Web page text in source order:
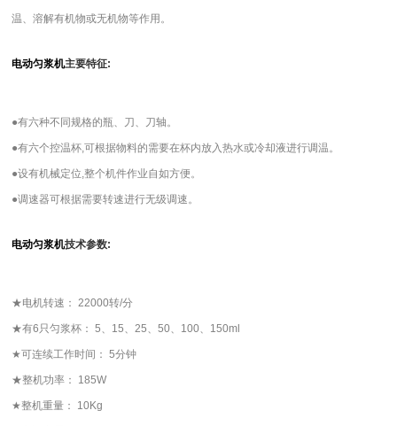
温、溶解有机物或无机物等作用。
电动匀浆机主要特征:
●有六种不同规格的瓶、刀、刀轴。
●有六个控温杯,可根据物料的需要在杯内放入热水或冷却液进行调温。
●设有机械定位,整个机件作业自如方便。
●调速器可根据需要转速进行无级调速。
电动匀浆机技术参数:
★电机转速： 22000转/分
★有6只匀浆杯： 5、15、25、50、100、150ml
★可连续工作时间： 5分钟
★整机功率： 185W
★整机重量： 10Kg